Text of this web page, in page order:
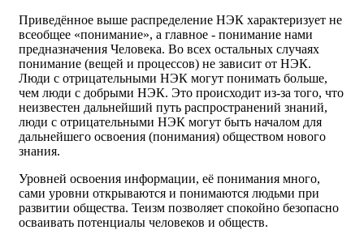
Приведённое выше распределение НЭК характеризует не
всеобщее «понимание», а главное - понимание нами
предназначения Человека. Во всех остальных случаях
понимание (вещей и процессов) не зависит от НЭК.
Люди с отрицательными НЭК могут понимать больше,
чем люди с добрыми НЭК. Это происходит из-за того, что
неизвестен дальнейший путь распространений знаний,
люди с отрицательными НЭК могут быть началом для
дальнейшего освоения (понимания) обществом нового
знания.
Уровней освоения информации, её понимания много,
сами уровни открываются и понимаются людьми при
развитии общества. Теизм позволяет спокойно безопасно
осваивать потенциалы человеков и обществ.